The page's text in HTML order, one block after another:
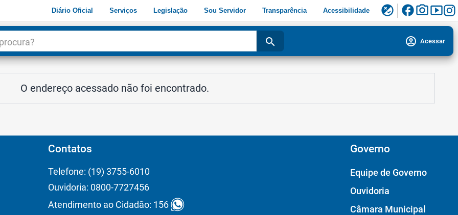
Diário Oficial Serviços Legislação Sou Servidor Transparência Acessibilidade flaky facebookphoto_camerasmart_display
search account_circle Acessar
O endereço acessado não foi encontrado.
Contatos
Telefone: (19) 3755-6010
Ouvidoria: 0800-7727456
Atendimento ao Cidadão: 156
Governo
Equipe de Governo
Ouvidoria
Câmara Municipal